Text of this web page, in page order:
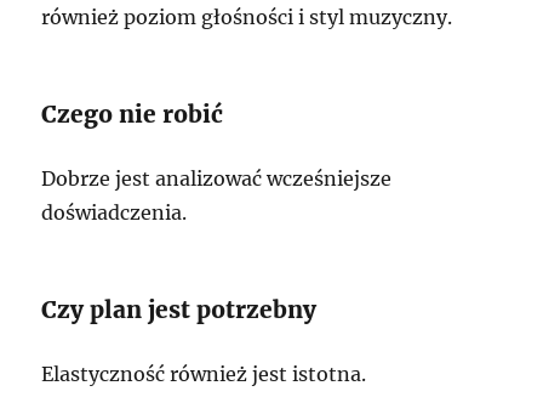
również poziom głośności i styl muzyczny.
Czego nie robić
Dobrze jest analizować wcześniejsze
doświadczenia.
Czy plan jest potrzebny
Elastyczność również jest istotna.